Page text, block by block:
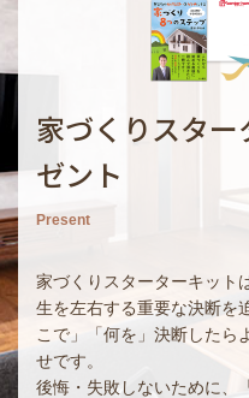
家づくりスタ
ゼント
Present
家づくりスターターキット
生を左右する重要な決断を
こで」「何を」決断したら
せです。
後悔・失敗しないために、